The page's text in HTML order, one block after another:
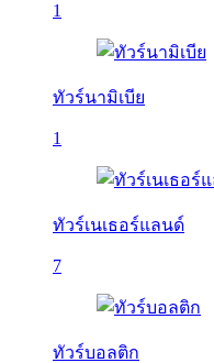
1
ทัวร์นามิเบีย
1
ทัวร์เนเธอร์แลนด์
7
ทัวร์บอลติก